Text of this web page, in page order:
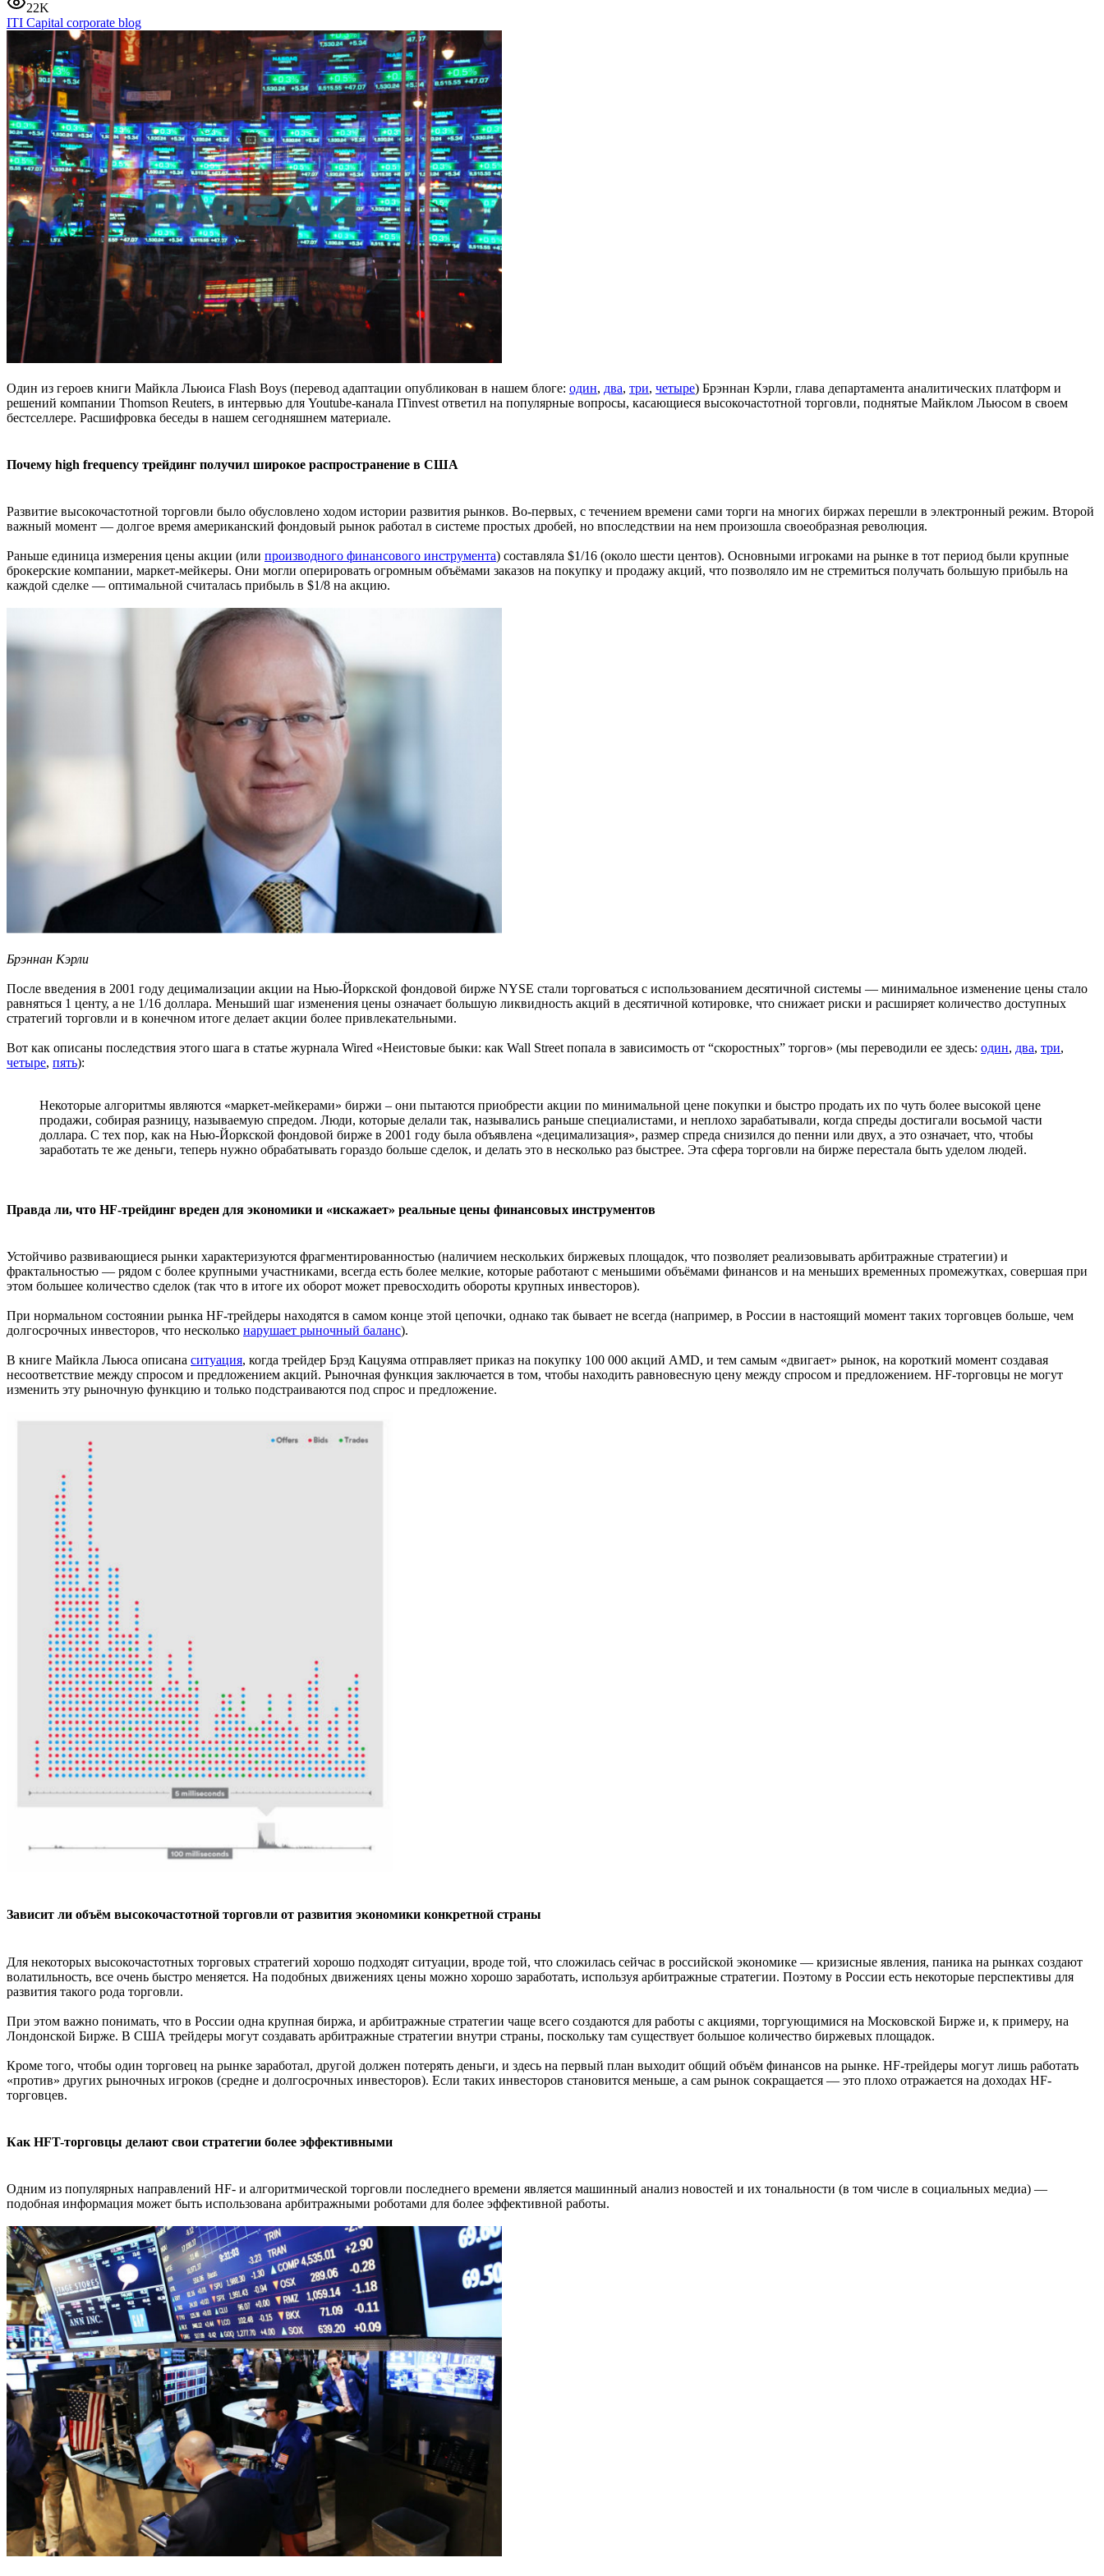
22K
ITI Capital corporate blog
Один из героев книги Майкла Льюиса Flash Boys (перевод адаптации опубликован в нашем блоге: один, два, три, четыре) Брэннан Кэрли, глава департамента аналитических платформ и
решений компании Thomson Reuters, в интервью для Youtube-канала ITinvest ответил на популярные вопросы, касающиеся высокочастотной торговли, поднятые Майклом Льюсом в своем
бестселлере. Расшифровка беседы в нашем сегодняшнем материале.
Почему high frequency трейдинг получил широкое распространение в США
Развитие высокочастотной торговли было обусловлено ходом истории развития рынков. Во-первых, с течением времени сами торги на многих биржах перешли в электронный режим. Второй
важный момент — долгое время американский фондовый рынок работал в системе простых дробей, но впоследствии на нем произошла своеобразная революция.
Раньше единица измерения цены акции (или производного финансового инструмента) составляла $1/16 (около шести центов). Основными игроками на рынке в тот период были крупные
брокерские компании, маркет-мейкеры. Они могли оперировать огромным объёмами заказов на покупку и продажу акций, что позволяло им не стремиться получать большую прибыль на
каждой сделке — оптимальной считалась прибыль в $1/8 на акцию.
Брэннан Кэрли
После введения в 2001 году децимализации акции на Нью-Йоркской фондовой бирже NYSE стали торговаться с использованием десятичной системы — минимальное изменение цены стало
равняться 1 центу, а не 1/16 доллара. Меньший шаг изменения цены означает большую ликвидность акций в десятичной котировке, что снижает риски и расширяет количество доступных
стратегий торговли и в конечном итоге делает акции более привлекательными.
Вот как описаны последствия этого шага в статье журнала Wired «Неистовые быки: как Wall Street попала в зависимость от “скоростных” торгов» (мы переводили ее здесь: один, два, три,
четыре, пять):
Некоторые алгоритмы являются «маркет-мейкерами» биржи – они пытаются приобрести акции по минимальной цене покупки и быстро продать их по чуть более высокой цене
продажи, собирая разницу, называемую спредом. Люди, которые делали так, назывались раньше специалистами, и неплохо зарабатывали, когда спреды достигали восьмой части
доллара. С тех пор, как на Нью-Йоркской фондовой бирже в 2001 году была объявлена «децимализация», размер спреда снизился до пенни или двух, а это означает, что, чтобы
заработать те же деньги, теперь нужно обрабатывать гораздо больше сделок, и делать это в несколько раз быстрее. Эта сфера торговли на бирже перестала быть уделом людей.
Правда ли, что HF-трейдинг вреден для экономики и «искажает» реальные цены финансовых инструментов
Устойчиво развивающиеся рынки характеризуются фрагментированностью (наличием нескольких биржевых площадок, что позволяет реализовывать арбитражные стратегии) и
фрактальностью — рядом с более крупными участниками, всегда есть более мелкие, которые работают с меньшими объёмами финансов и на меньших временных промежутках, совершая при
этом большее количество сделок (так что в итоге их оборот может превосходить обороты крупных инвесторов).
При нормальном состоянии рынка HF-трейдеры находятся в самом конце этой цепочки, однако так бывает не всегда (например, в России в настоящий момент таких торговцев больше, чем
долгосрочных инвесторов, что несколько нарушает рыночный баланс).
В книге Майкла Льюса описана ситуация, когда трейдер Брэд Кацуяма отправляет приказ на покупку 100 000 акций AMD, и тем самым «двигает» рынок, на короткий момент создавая
несоответствие между спросом и предложением акций. Рыночная функция заключается в том, чтобы находить равновесную цену между спросом и предложением. HF-торговцы не могут
изменить эту рыночную функцию и только подстраиваются под спрос и предложение.
Зависит ли объём высокочастотной торговли от развития экономики конкретной страны
Для некоторых высокочастотных торговых стратегий хорошо подходят ситуации, вроде той, что сложилась сейчас в российской экономике — кризисные явления, паника на рынках создают
волатильность, все очень быстро меняется. На подобных движениях цены можно хорошо заработать, используя арбитражные стратегии. Поэтому в России есть некоторые перспективы для
развития такого рода торговли.
При этом важно понимать, что в России одна крупная биржа, и арбитражные стратегии чаще всего создаются для работы с акциями, торгующимися на Московской Бирже и, к примеру, на
Лондонской Бирже. В США трейдеры могут создавать арбитражные стратегии внутри страны, поскольку там существует большое количество биржевых площадок.
Кроме того, чтобы один торговец на рынке заработал, другой должен потерять деньги, и здесь на первый план выходит общий объём финансов на рынке. HF-трейдеры могут лишь работать
«против» других рыночных игроков (средне и долгосрочных инвесторов). Если таких инвесторов становится меньше, а сам рынок сокращается — это плохо отражается на доходах HF-
торговцев.
Как HFT-торговцы делают свои стратегии более эффективными
Одним из популярных направлений HF- и алгоритмической торговли последнего времени является машинный анализ новостей и их тональности (в том числе в социальных медиа) —
подобная информация может быть использована арбитражными роботами для более эффективной работы.